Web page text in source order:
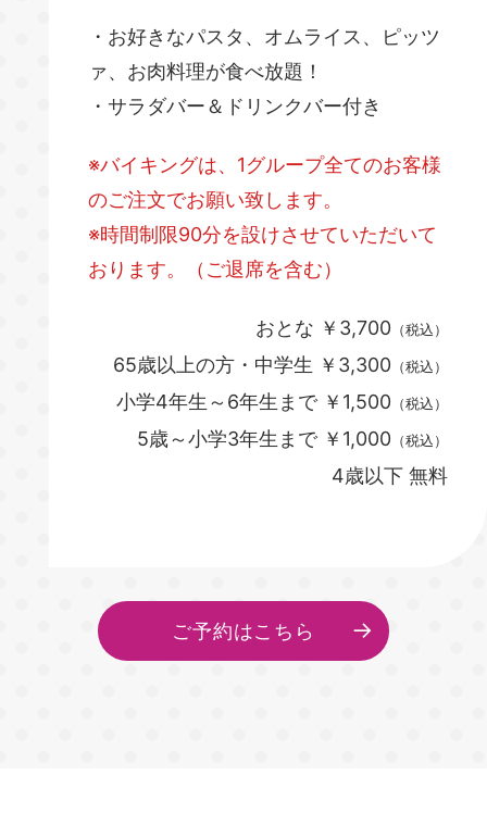
・お好きなパスタ、オムライス、ピッツ
ァ、お肉料理が食べ放題！
・サラダバー＆ドリンクバー付き
※バイキングは、1グループ全てのお客様
のご注文でお願い致します。
※時間制限90分を設けさせていただいて
おります。（ご退席を含む）
おとな ￥3,700 （税込）
65歳以上の方・中学生 ￥3,300 （税込）
小学4年生～6年生まで ￥1,500 （税込）
5歳～小学3年生まで ￥1,000 （税込）
4歳以下 無料
ご予約はこちら